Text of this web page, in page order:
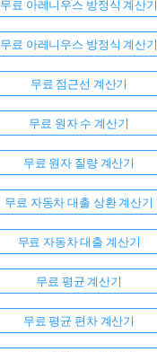
무료 아레니우스 방정식 계산기
무료 아레니우스 방정식 계산기
무료 점근선 계산기
무료 원자 수 계산기
무료 원자 질량 계산기
무료 자동차 대출 상환 계산기
무료 자동차 대출 계산기
무료 평균 계산기
무료 평균 편차 계산기